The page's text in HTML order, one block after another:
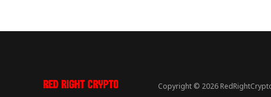
Copyright © 2026